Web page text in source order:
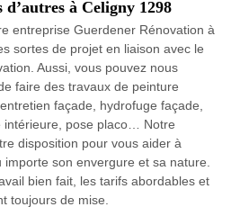
d’autres à Celigny 1298
entreprise Guerdener Rénovation à
sortes de projet en liaison avec le
Aussi, vous pouvez nous
faire des travaux de peinture
façade, hydrofuge façade,
intérieure, pose placo… Notre
disposition pour vous aider à
son envergure et sa nature.
bien fait, les tarifs abordables et
toujours de mise.